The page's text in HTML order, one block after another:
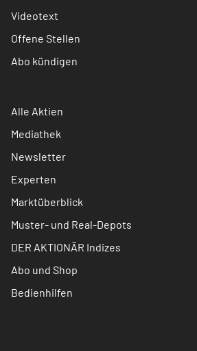
Videotext
Offene Stellen
Abo kündigen
Alle Aktien
Mediathek
Newsletter
Experten
Marktüberblick
Muster- und Real-Depots
DER AKTIONÄR Indizes
Abo und Shop
Bedienhilfen